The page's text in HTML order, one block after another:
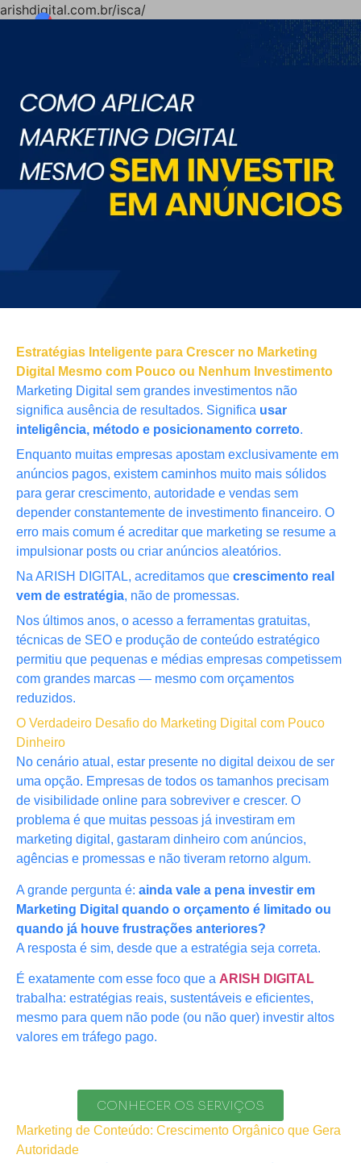
arishdigital.com.br/isca/
Estratégias Inteligente para Crescer no Marketing
Digital Mesmo com Pouco ou Nenhum Investimento
Marketing Digital sem grandes investimentos não
significa ausência de resultados. Significa usar
inteligência, método e posicionamento correto.
Enquanto muitas empresas apostam exclusivamente em
anúncios pagos, existem caminhos muito mais sólidos
para gerar crescimento, autoridade e vendas sem
depender constantemente de investimento financeiro. O
erro mais comum é acreditar que marketing se resume a
impulsionar posts ou criar anúncios aleatórios.
Na ARISH DIGITAL, acreditamos que crescimento real
vem de estratégia, não de promessas.
Nos últimos anos, o acesso a ferramentas gratuitas,
técnicas de SEO e produção de conteúdo estratégico
permitiu que pequenas e médias empresas competissem
com grandes marcas — mesmo com orçamentos
reduzidos.
O Verdadeiro Desafio do Marketing Digital com Pouco
Dinheiro
No cenário atual, estar presente no digital deixou de ser
uma opção. Empresas de todos os tamanhos precisam
de visibilidade online para sobreviver e crescer. O
problema é que muitas pessoas já investiram em
marketing digital, gastaram dinheiro com anúncios,
agências e promessas e não tiveram retorno algum.
A grande pergunta é: ainda vale a pena investir em
Marketing Digital quando o orçamento é limitado ou
quando já houve frustrações anteriores?
A resposta é sim, desde que a estratégia seja correta.
É exatamente com esse foco que a ARISH DIGITAL
trabalha: estratégias reais, sustentáveis e eficientes,
mesmo para quem não pode (ou não quer) investir altos
valores em tráfego pago.
CONHECER OS SERVIÇOS
Marketing de Conteúdo: Crescimento Orgânico que Gera
Autoridade